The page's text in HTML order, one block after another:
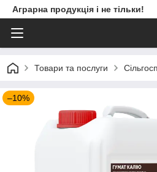
Аграрна продукція і не тільки!
Товари та послуги
–10%